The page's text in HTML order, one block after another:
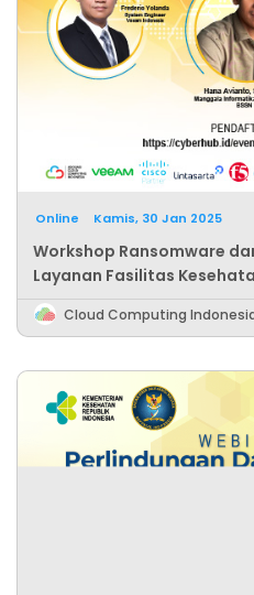
Online Kamis, 30 Jan 2025
Workshop Ransomware
Layanan Fasilitas
Cloud Computing